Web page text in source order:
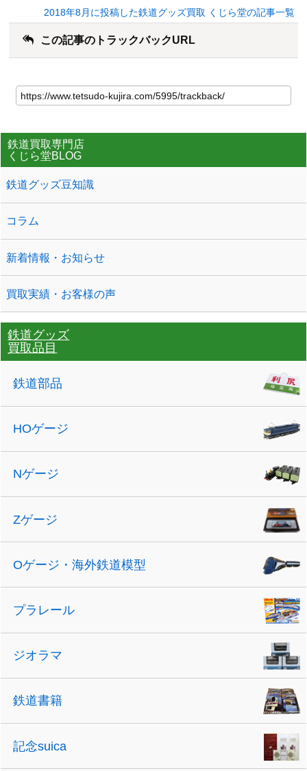
2018年8月に投稿した鉄道グッズ買取 くじら堂の記事一覧
この記事のトラックバックURL
鉄道買取専門店
くじら堂BLOG
鉄道グッズ豆知識
コラム
新着情報・お知らせ
買取実績・お客様の声
鉄道グッズ
買取品目
鉄道部品
HOゲージ
Nゲージ
Zゲージ
Oゲージ・海外鉄道模型
プラレール
ジオラマ
鉄道書籍
記念suica